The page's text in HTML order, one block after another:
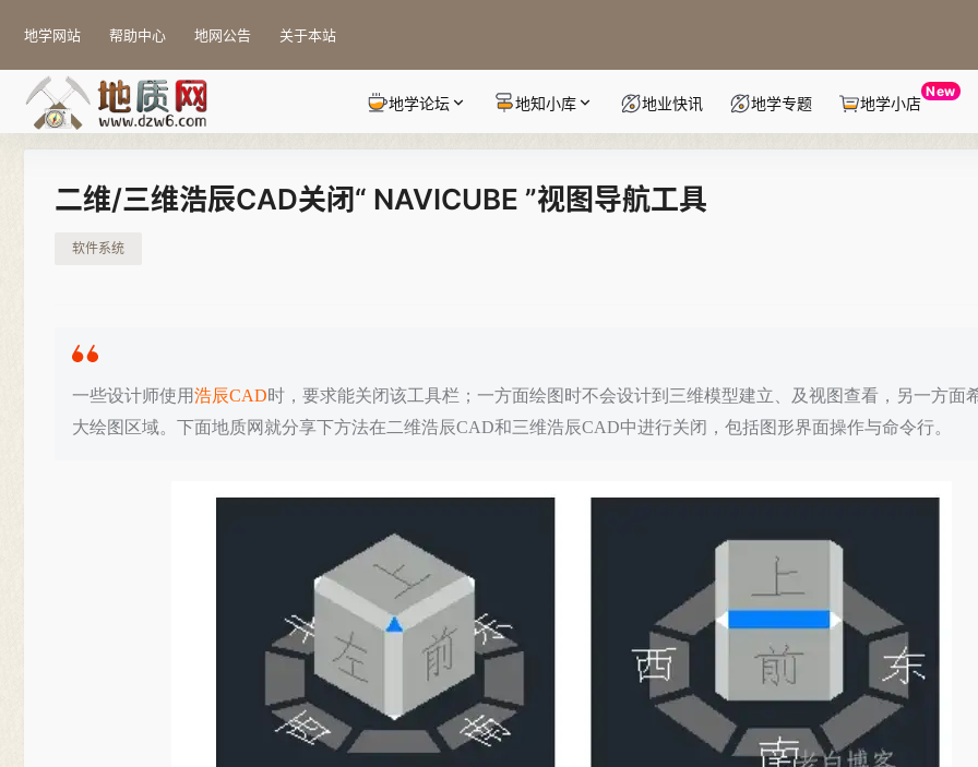
地学网站 帮助中心 地网公告 关于本站
地学论坛 地知小库 地业快讯 地学专题 地学小店
New
二维/三维浩辰CAD关闭“ NAVICUBE ”视图导航工具
软件系统
一些设计师使用浩辰CAD时，要求能关闭该工具栏；一方面绘图时不会设计到三维模型建立、及视图查看，另一方面
大绘图区域。下面地质网就分享下方法在二维浩辰CAD和三维浩辰CAD中进行关闭，包括图形界面操作与命令行。